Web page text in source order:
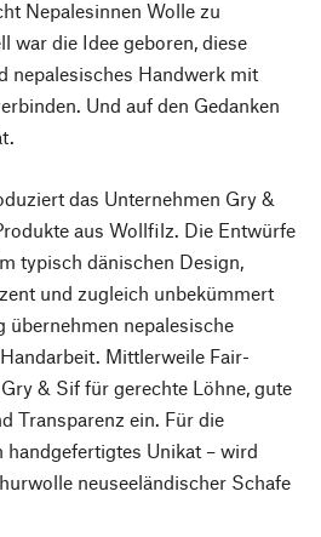
Nepalesinnen Wolle zu
war die Idee geboren, diese
nepalesisches Handwerk mit
Und auf den Gedanken
das Unternehmen Gry &
aus Wollfilz. Die Entwürfe
typisch dänischen Design,
und zugleich unbekümmert
übernehmen nepalesische
Mittlerweile Fair-
& Sif für gerechte Löhne, gute
Transparenz ein. Für die
handgefertigtes Unikat – wird
neuseeländischer Schafe